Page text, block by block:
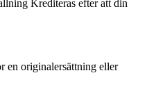
Krediteras efter att din
originalersättning eller